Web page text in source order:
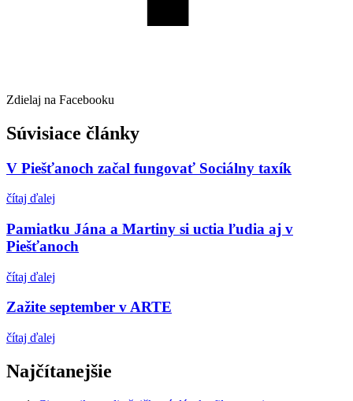
Zdielaj na Facebooku
Súvisiace články
V Piešťanoch začal fungovať Sociálny taxík
čítaj ďalej
Pamiatku Jána a Martiny si uctia ľudia aj v
Piešťanoch
čítaj ďalej
Zažite september v ARTE
čítaj ďalej
Najčítanejšie